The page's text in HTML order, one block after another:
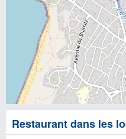
Restaurant dans les